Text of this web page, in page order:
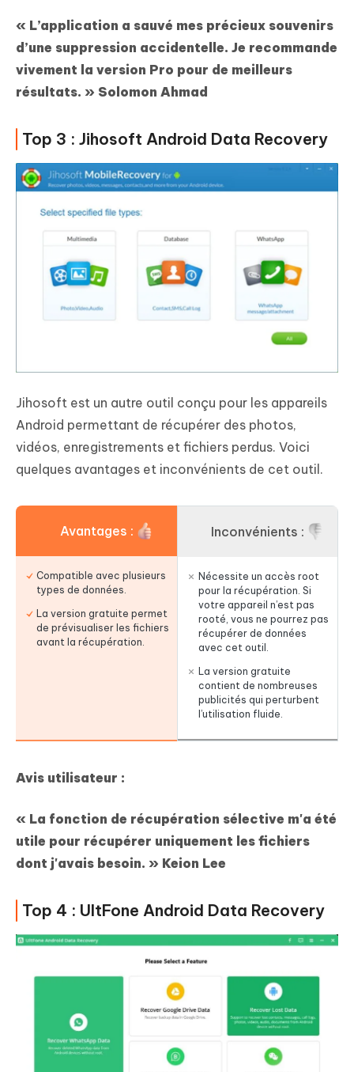
« L’application a sauvé mes précieux souvenirs
d’une suppression accidentelle. Je recommande
vivement la version Pro pour de meilleurs
résultats. » Solomon Ahmad
Top 3 : Jihosoft Android Data Recovery
Jihosoft est un autre outil conçu pour les appareils
Android permettant de récupérer des photos,
vidéos, enregistrements et fichiers perdus. Voici
quelques avantages et inconvénients de cet outil.
Avantages :
Compatible avec plusieurs
types de données.
La version gratuite permet
de prévisualiser les fichiers
avant la récupération.
Inconvénients :
Nécessite un accès root
pour la récupération. Si
votre appareil n’est pas
rooté, vous ne pourrez pas
récupérer de données
avec cet outil.
La version gratuite
contient de nombreuses
publicités qui perturbent
l’utilisation fluide.
Avis utilisateur :
« La fonction de récupération sélective m'a été
utile pour récupérer uniquement les fichiers
dont j'avais besoin. » Keion Lee
Top 4 : UltFone Android Data Recovery